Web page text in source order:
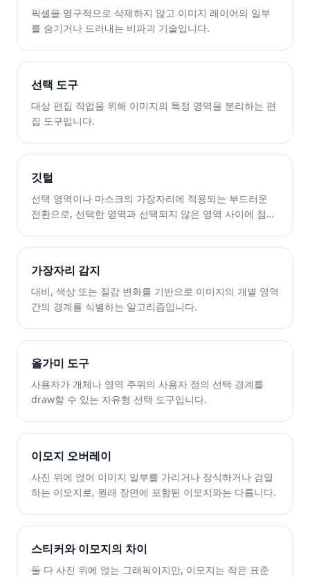
픽셀을 영구적으로 삭제하지 않고 이미지 레이어의 일부
를 숨기거나 드러내는 비파괴 기술입니다.
선택 도구
대상 편집 작업을 위해 이미지의 특정 영역을 분리하는 편
집 도구입니다.
깃털
선택 영역이나 마스크의 가장자리에 적용되는 부드러운
전환으로, 선택한 영역과 선택되지 않은 영역 사이에 점진
가장자리 감지
대비, 색상 또는 질감 변화를 기반으로 이미지의 개별 영역
간의 경계를 식별하는 알고리즘입니다.
올가미 도구
사용자가 개체나 영역 주위의 사용자 정의 선택 경계를
draw할 수 있는 자유형 선택 도구입니다.
이모지 오버레이
사진 위에 얹어 이미지 일부를 가리거나 장식하거나 검열
하는 이모지로, 원래 장면에 포함된 이모지와는 다릅니다.
스티커와 이모지의 차이
둘 다 사진 위에 얹는 그래픽이지만, 이모지는 작은 표준